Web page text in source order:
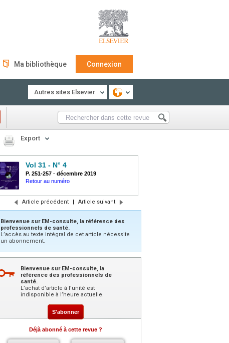
Ma bibliothèque Connexion
Autres sites Elsevier
Export
Vol 31 - N° 4
P. 251-257 - décembre 2019
Retour au numéro
Article précédent | Article suivant
Bienvenue sur EM-consulte, la référence des
professionnels de santé.
L’accès au texte intégral de cet article nécessite
un abonnement.
Bienvenue sur EM-consulte, la
référence des professionnels de
santé.
L’achat d’article à l’unité est
indisponible à l’heure actuelle.
S'abonner
Déjà abonné à cette revue ?